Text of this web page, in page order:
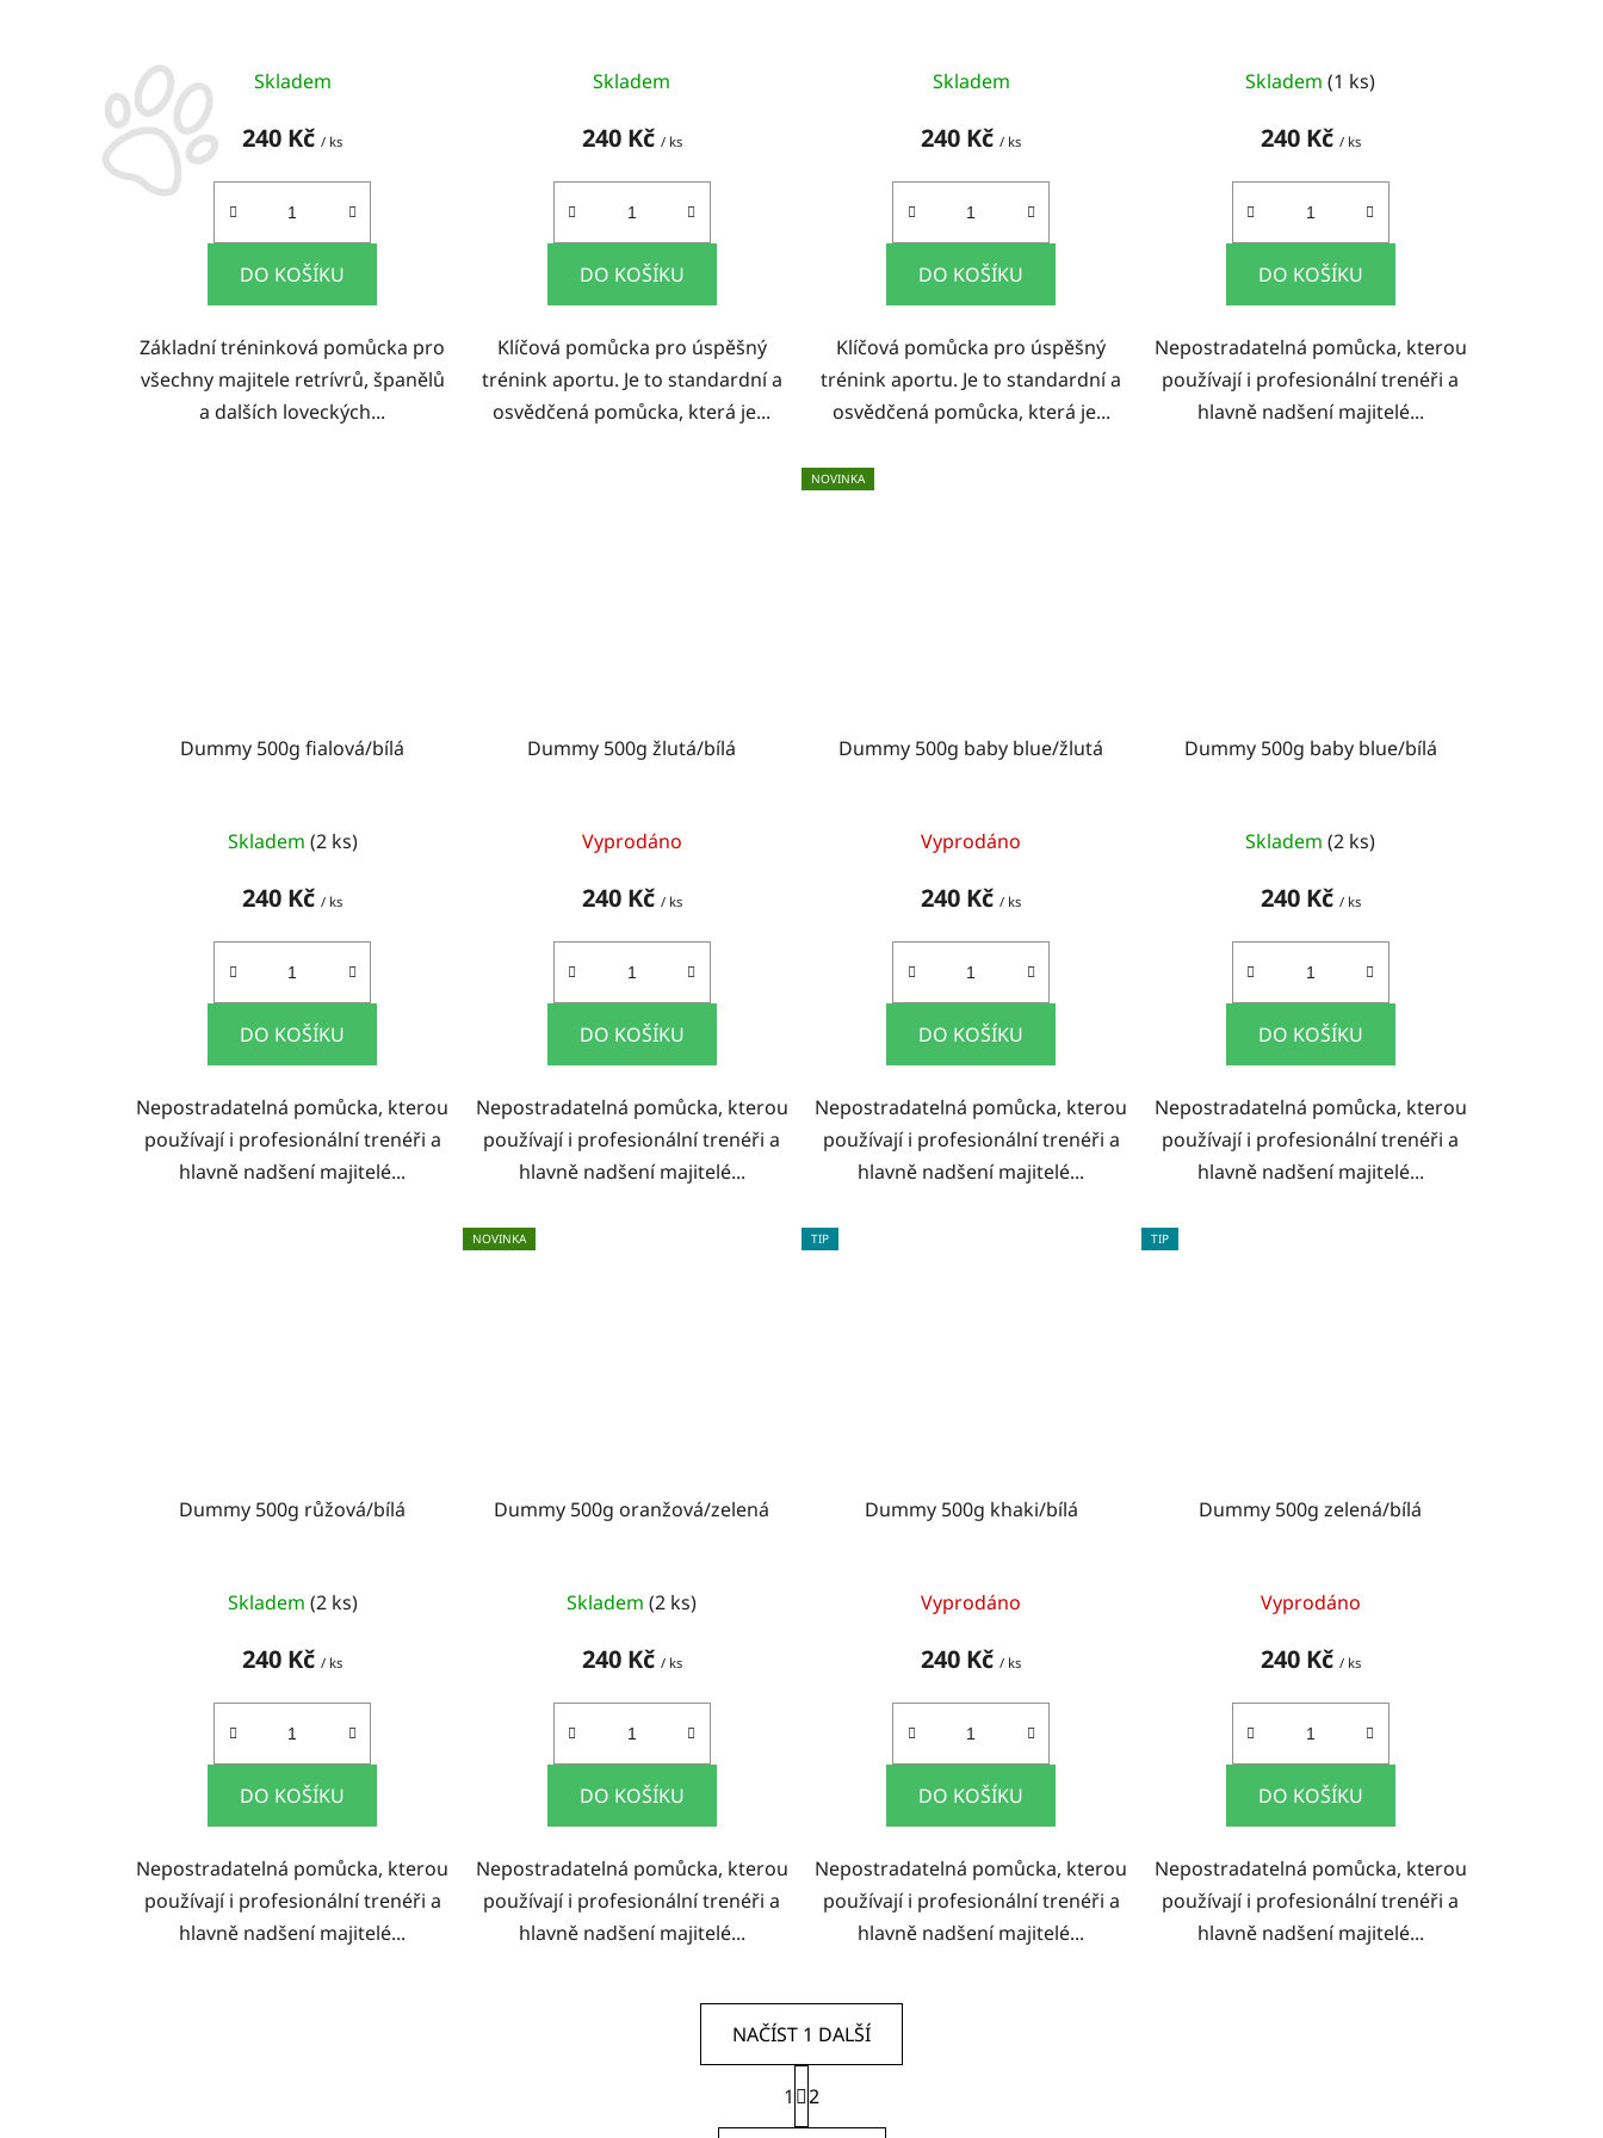
ů Skladem
240 Kč/ ks
DO KOŠÍKU
Základní tréninková pomůcka pro
všechny majitele retrívrů, španělů
a dalších loveckých...
Skladem
240 Kč / ks
DO KOŠÍKU
Klíčová pomůcka pro úspěšný
trénink aportu. Je to standardní a
osvědčená pomůcka, která je...
Skladem
240 Kč/ ks
DO KOŠÍKU
Klíčová pomůcka pro úspěšný
trénink aportu. Je to standardní a
osvědčená pomůcka, která je...
Skladem(1 ks)
240 Kč / ks
DO KOŠÍKU
Nepostradatelná pomůcka, kterou
používají i profesionální trenéři a
hlavně nadšení majitelé...
Dummy 500g fialová/bílá
Skladem (2 ks)
240 Kč/ ks
DO KOŠÍKU
Nepostradatelná pomůcka, kterou
používají i profesionální trenéři a
hlavně nadšení majitelé...
Dummy 500g žlutá/bílá
Vyprodáno
240 Kč / ks
DO KOŠÍKU
Nepostradatelná pomůcka, kterou
používají i profesionální trenéři a
hlavně nadšení majitelé...
NOVINKA
Dummy 500g baby blue/žlutá
Vyprodáno
240 Kč/ ks
DO KOŠÍKU
Nepostradatelná pomůcka, kterou
používají i profesionální trenéři a
hlavně nadšení majitelé...
Dummy 500g baby blue/bílá
Skladem(2 ks)
240 Kč / ks
DO KOŠÍKU
Nepostradatelná pomůcka, kterou
používají i profesionální trenéři a
hlavně nadšení majitelé...
Dummy 500g růžová/bílá
Skladem (2 ks)
240 Kč/ ks
DO KOŠÍKU
Nepostradatelná pomůcka, kterou
používají i profesionální trenéři a
hlavně nadšení majitelé...
NOVINKA
Dummy 500g oranžová/zelená
Skladem(2 ks)
240 Kč / ks
DO KOŠÍKU
Nepostradatelná pomůcka, kterou
používají i profesionální trenéři a
hlavně nadšení majitelé...
TIP
Dummy 500g khaki/bílá
Vyprodáno
240 Kč/ ks
DO KOŠÍKU
Nepostradatelná pomůcka, kterou
používají i profesionální trenéři a
hlavně nadšení majitelé...
TIP
Dummy 500g zelená/bílá
Vyprodáno
240 Kč / ks
DO KOŠÍKU
Nepostradatelná pomůcka, kterou
používají i profesionální trenéři a
hlavně nadšení majitelé...
O
NAČÍST 1 DALŠÍ
S
t
r
1 2